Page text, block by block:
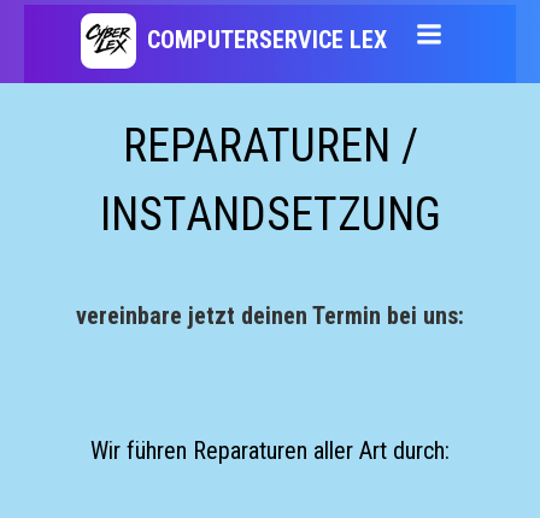
Zum
Inhalt
springen
COMPUTERSERVICE LEX
REPARATUREN /
INSTANDSETZUNG
vereinbare jetzt deinen Termin bei uns:
Wir führen Reparaturen aller Art durch: